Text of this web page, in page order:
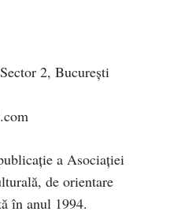
2, București
a Asociaţiei
de orientare
în anul 1994.